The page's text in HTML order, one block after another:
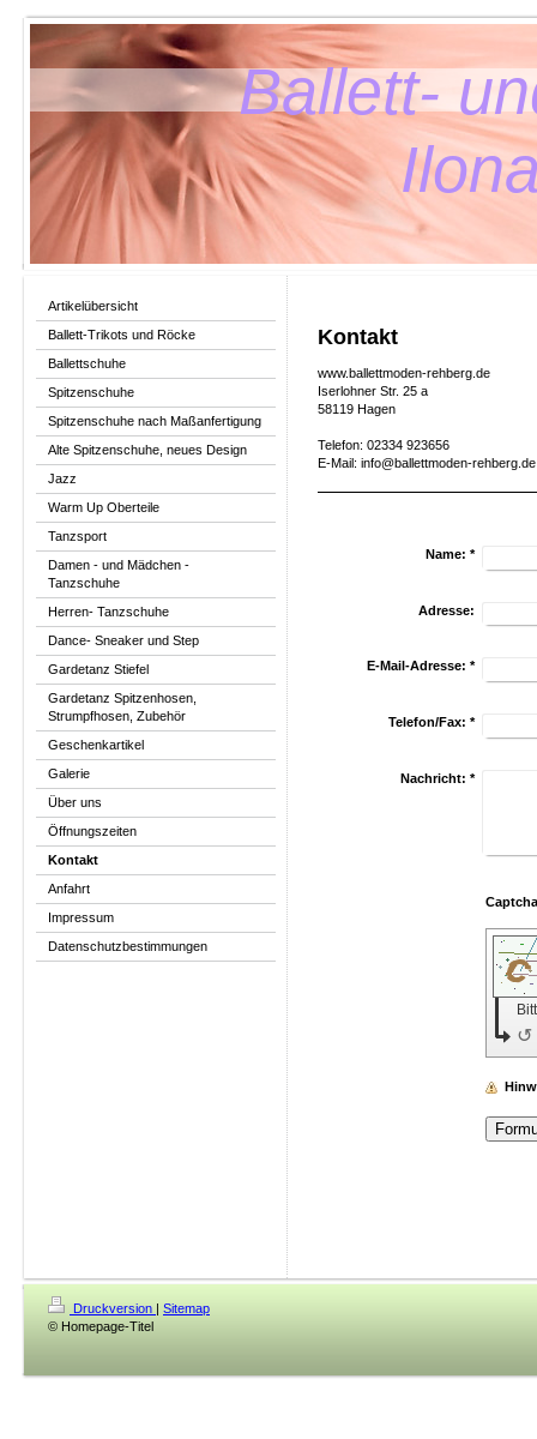
Ballett-
Ilona
Artikelübersicht
Ballett-Trikots und Röcke
Ballettschuhe
Spitzenschuhe
Spitzenschuhe nach Maßanfertigung
Alte Spitzenschuhe, neues Design
Jazz
Warm Up Oberteile
Tanzsport
Damen - und Mädchen -
Tanzschuhe
Herren- Tanzschuhe
Dance- Sneaker und Step
Gardetanz Stiefel
Gardetanz Spitzenhosen,
Strumpfhosen, Zubehör
Geschenkartikel
Galerie
Über uns
Öffnungszeiten
Kontakt
Anfahrt
Impressum
Datenschutzbestimmungen
Kontakt
www.ballettmoden-rehberg.de
Iserlohner Str. 25 a
58119 Hagen
Telefon: 02334 923656
E-Mail: info@ballettmoden-rehberg.de
Name: *
Adresse:
E-Mail-Adresse: *
Telefon/Fax: *
Nachricht: *
↺
Druckversion | Sitemap
© Homepage-Titel